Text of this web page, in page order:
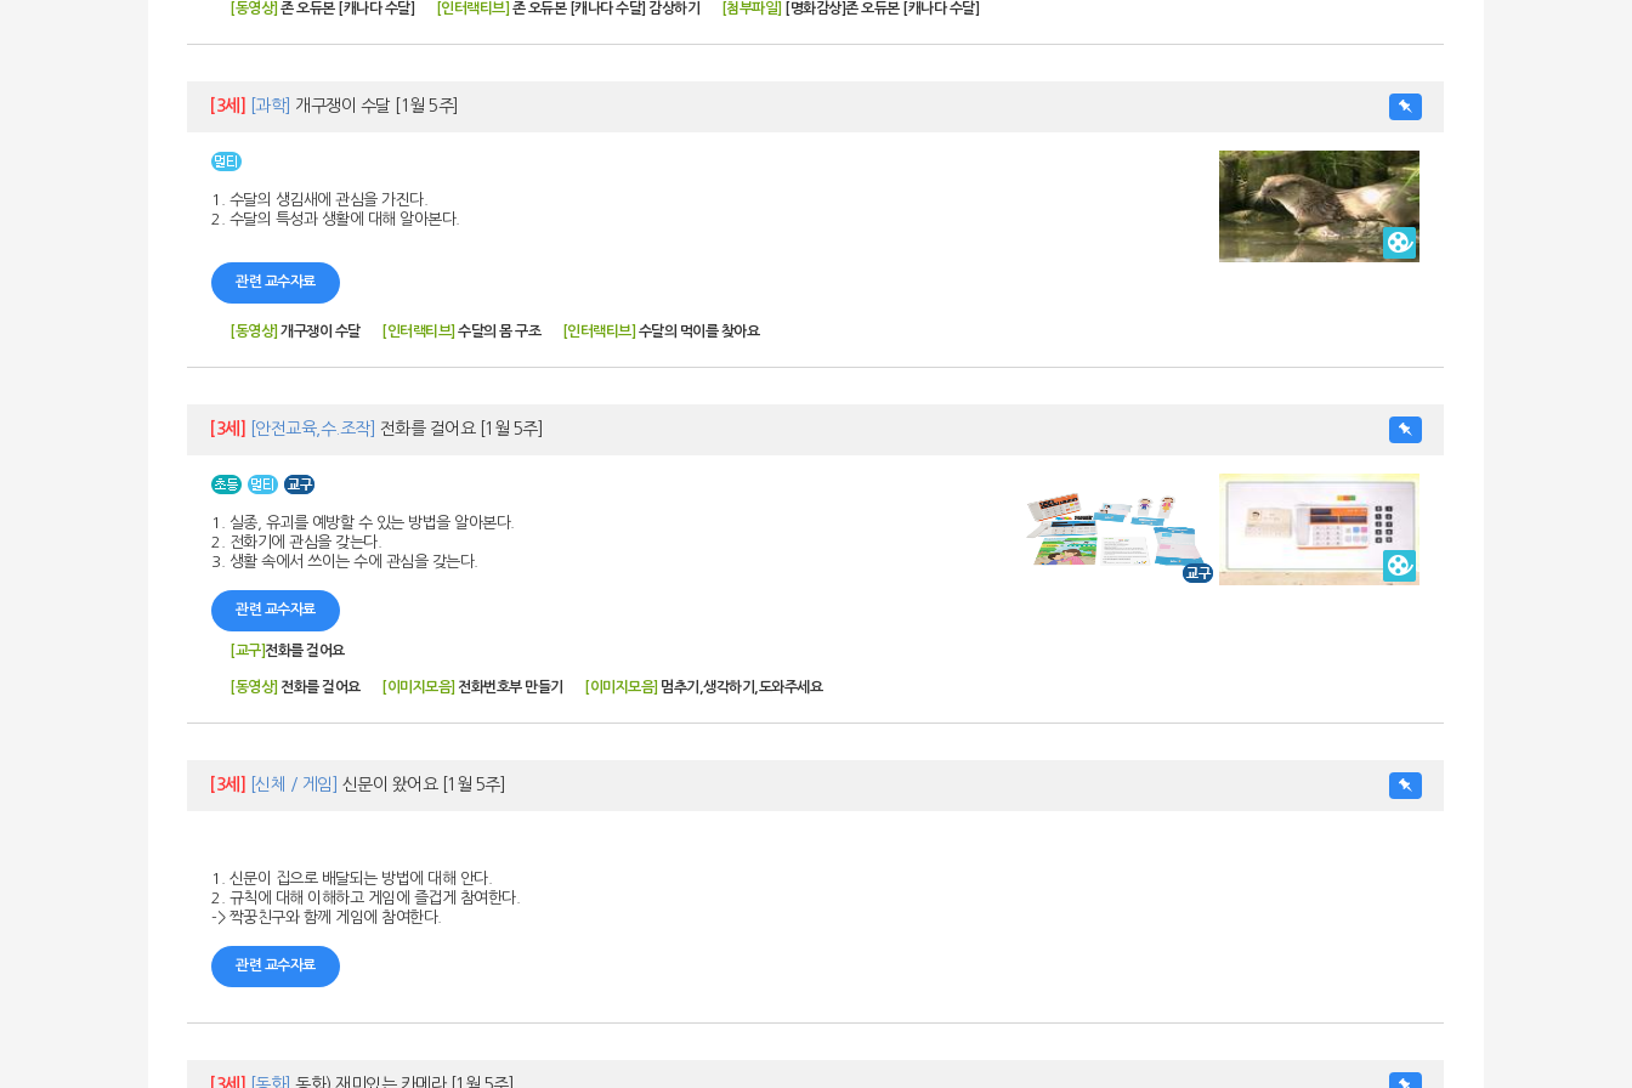
[동영상] 존 오듀본 [캐나다 수달] [인터랙티브] 존 오듀본 [캐나다 수달] 감상하기 [첨부파일] [명화감상]존 오듀본 [캐나다 수달]
[3세] [과학] 개구쟁이 수달 [1월 5주]
1. 수달의 생김새에 관심을 가진다.
2. 수달의 특성과 생활에 대해 알아본다.
관련 교수자료
[동영상] 개구쟁이 수달 [인터랙티브] 수달의 몸 구조 [인터랙티브] 수달의 먹이를 찾아요
[3세] [안전교육,수.조작] 전화를 걸어요 [1월 5주]
1. 실종, 유괴를 예방할 수 있는 방법을 알아본다.
2. 전화기에 관심을 갖는다.
3. 생활 속에서 쓰이는 수에 관심을 갖는다.
관련 교수자료
[교구]전화를 걸어요
[동영상] 전화를 걸어요 [이미지모음] 전화번호부 만들기 [이미지모음] 멈추기,생각하기,도와주세요
[3세] [신체 / 게임] 신문이 왔어요 [1월 5주]
1. 신문이 집으로 배달되는 방법에 대해 안다.
2. 규칙에 대해 이해하고 게임에 즐겁게 참여한다.
-> 짝꿍친구와 함께 게임에 참여한다.
관련 교수자료
[3세] [동화] 동화) 재미있는 카메라 [1월 5주]